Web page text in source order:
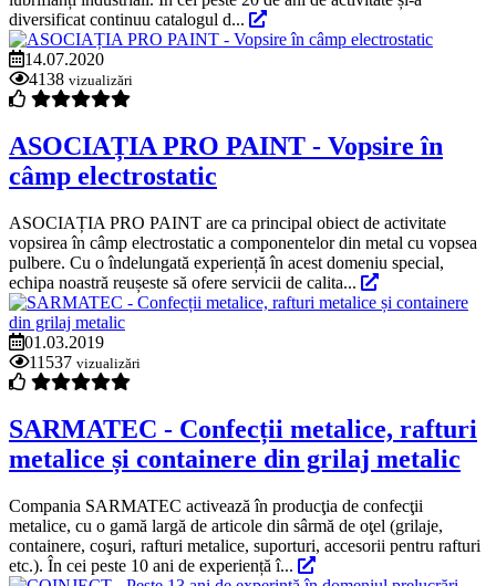
diversificat continuu catalogul d...
14.07.2020
4138 vizualizări
ASOCIAȚIA PRO PAINT - Vopsire în
câmp electrostatic
ASOCIAȚIA PRO PAINT are ca principal obiect de activitate
vopsirea în câmp electrostatic a componentelor din metal cu vopsea
pulbere. Cu o îndelungată experiență în acest domeniu special,
echipa noastră reușeste să ofere servicii de calita...
01.03.2019
11537 vizualizări
SARMATEC - Confecții metalice, rafturi
metalice și containere din grilaj metalic
Compania SARMATEC activează în producţia de confecţii
metalice, cu o gamă largă de articole din sârmă de oţel (grilaje,
containere, coşuri, rafturi metalice, suporturi, accesorii pentru rafturi
etc.). În cei peste 10 ani de experiență î...